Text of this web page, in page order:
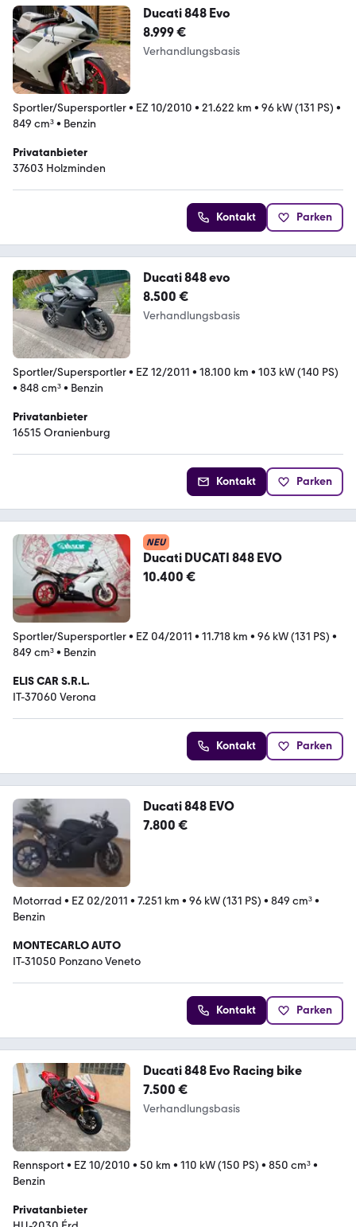
Ducati 848 Evo
8.999 €
Verhandlungsbasis
Sportler/Supersportler• EZ 10/2010 • 21.622 km • 96 kW (131 PS) •
849 cm³• Benzin
Privatanbieter
37603 Holzminden
Kontakt Parken
Ducati 848 evo
8.500 €
Verhandlungsbasis
Sportler/Supersportler• EZ 12/2011 • 18.100 km • 103 kW (140 PS)
• 848 cm³• Benzin
Privatanbieter
16515 Oranienburg
Kontakt Parken
NEU
Ducati DUCATI 848 EVO
10.400 €
Sportler/Supersportler• EZ 04/2011 • 11.718 km • 96 kW (131 PS) •
849 cm³• Benzin
ELIS CAR S.R.L.
IT-37060 Verona
Kontakt Parken
Ducati 848 EVO
7.800 €
Motorrad • EZ 02/2011 • 7.251 km • 96 kW (131 PS) • 849 cm³•
Benzin
MONTECARLO AUTO
IT-31050 Ponzano Veneto
Kontakt Parken
Ducati 848 Evo Racing bike
7.500 €
Verhandlungsbasis
Rennsport • EZ 10/2010 • 50 km • 110 kW (150 PS) • 850 cm³•
Benzin
Privatanbieter